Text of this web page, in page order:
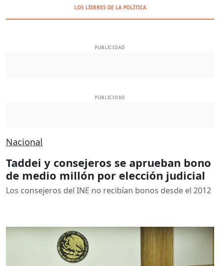
LOS LÍDERES DE LA POLÍTICA
PUBLICIDAD
PUBLICIDAD
Nacional
Taddei y consejeros se aprueban bono
de medio millón por elección judicial
Los consejeros del INE no recibían bonos desde el 2012